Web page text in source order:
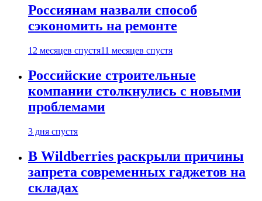
Россиянам назвали способ
сэкономить на ремонте
12 месяцев спустя11 месяцев спустя
Российские строительные
компании столкнулись с новыми
проблемами
3 дня спустя
В Wildberries раскрыли причины
запрета современных гаджетов на
складах